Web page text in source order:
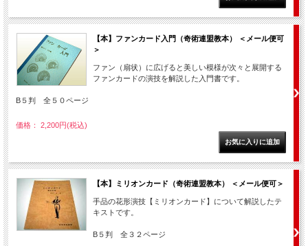
【本】ファンカード入門（奇術連盟教本） ＜メール便可
＞
ファン（扇状）に広げると美しい模様が次々と展開する
ファンカードの演技を解説した入門書です。
B５判 全５０ページ
価格： 2,200円(税込)
【本】ミリオンカード（奇術連盟教本） ＜メール便可＞
手品の花形演技【ミリオンカード】について解説したテ
キストです。
B５判 全３２ページ